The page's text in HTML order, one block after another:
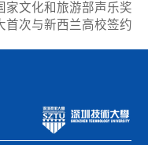
家文化和旅游部声乐奖
首次与新西兰高校签约